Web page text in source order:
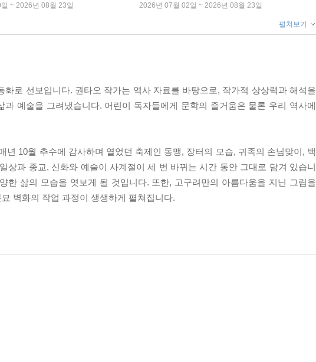
~ 2026년 08월 23일 2026년 07월 02일 ~ 2026년 08월 23일
펼쳐보기
로 선보입니다. 권타오 작가는 역사 자료를 바탕으로, 작가적 상상력과 해석을
예술을 그려냈습니다. 어린이 독자들에게 문학의 즐거움은 물론 우리 역사에
10월 추수에 감사하며 열었던 축제인 동맹, 장터의 모습, 귀족의 손님맞이, 백
상과 종교, 신화와 예술이 사계절이 세 번 바뀌는 시간 동안 그대로 담겨 있습니
한 삶의 모습을 엿보게 될 것입니다. 또한, 고구려만의 아름다움을 지닌 그림을
벽화의 작업 과정이 생생하게 펼쳐집니다.